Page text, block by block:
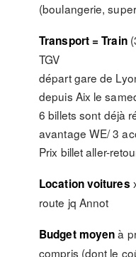
(boulangerie,
Transport =Train
TGV
départ gare de
depuis Aix le
6 billets sont déjà
avantage WE/ 3
Prix billet aller-
Location voitures
route jq Annot
Budget moyenà
compris (dont le